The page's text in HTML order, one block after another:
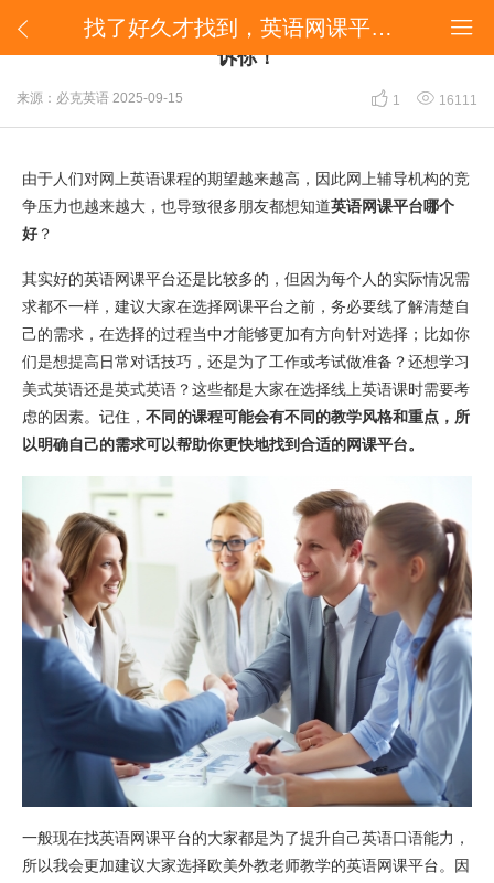
 
找了好久才找到，英语网课平台哪个好？过来人告诉你！
找了好久才找到，英语网课平台哪个好？过来人告
诉你！
来源：必克英语 2025-09-15  1  16111
由于人们对网上英语课程的期望越来越高，因此网上辅导机构的竞
争压力也越来越大，也导致很多朋友都想知道英语网课平台哪个
好 ？
其实好的英语网课平台还是比较多的，但因为每个人的实际情况需
求都不一样，建议大家在选择网课平台之前，务必要线了解清楚自
己的需求，在选择的过程当中才能够更加有方向针对选择；比如你
们是想提高日常对话技巧，还是为了工作或考试做准备？还想学习
美式英语还是英式英语？这些都是大家在选择线上英语课时需要考
虑的因素。记住， 不同的课程可能会有不同的教学风格和重点，所
以明确自己的需求可以帮助你更快地找到合适的网课平台。
一般现在找英语网课平台的大家都是为了提升自己英语口语能力，
所以我会更加建议大家选择欧美外教老师教学的英语网课平台。因